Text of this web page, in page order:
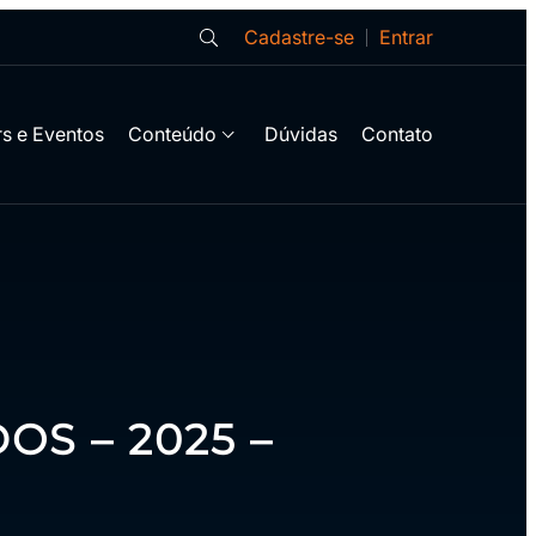
Cadastre-se Entrar
e Eventos Conteúdo Dúvidas Contato
– 2025 –
adesão ao contrato de prestação de serviços educacionais da
Redes